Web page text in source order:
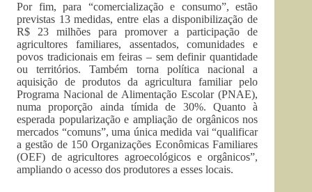
Por fim, para “comercialização e consumo”, estão
previstas 13 medidas, entre elas a disponibilização de
R$ 23 milhões para promover a participação de
agricultores familiares, assentados, comunidades e
povos tradicionais em feiras – sem definir quantidade
ou territórios. Também torna política nacional a
aquisição de produtos da agricultura familiar pelo
Programa Nacional de Alimentação Escolar (PNAE),
numa proporção ainda tímida de 30%. Quanto à
esperada popularização e ampliação de orgânicos nos
mercados “comuns”, uma única medida vai “qualificar
a gestão de 150 Organizações Econômicas Familiares
(OEF) de agricultores agroecológicos e orgânicos”,
ampliando o acesso dos produtores a esses locais.